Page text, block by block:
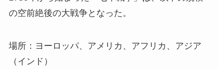
の空前絶後の大戦争となった。
場所：ヨーロッパ、アメリカ、アフリカ、アジア
（インド）